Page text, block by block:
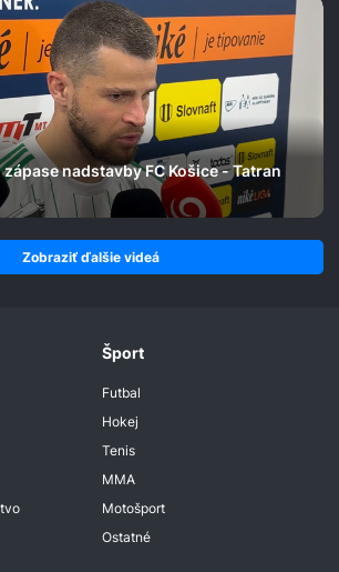
nadstavby FC Košice - Tatran
Zobraziť ďalšie videá
Šport
Futbal
Hokej
Tenis
MMA
Motošport
Ostatné